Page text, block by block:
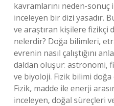
kavramlarını neden-
inceleyen bir dizi yasadır.
ve araştıran kişilere fizikçi
nelerdir? Doğa bilimleri,
evrenin nasıl çalıştığını
daldan oluşur: astronomi,
ve biyoloji. Fizik bilimi doğa
Fizik, madde ile enerji
inceleyen, doğal süreçleri